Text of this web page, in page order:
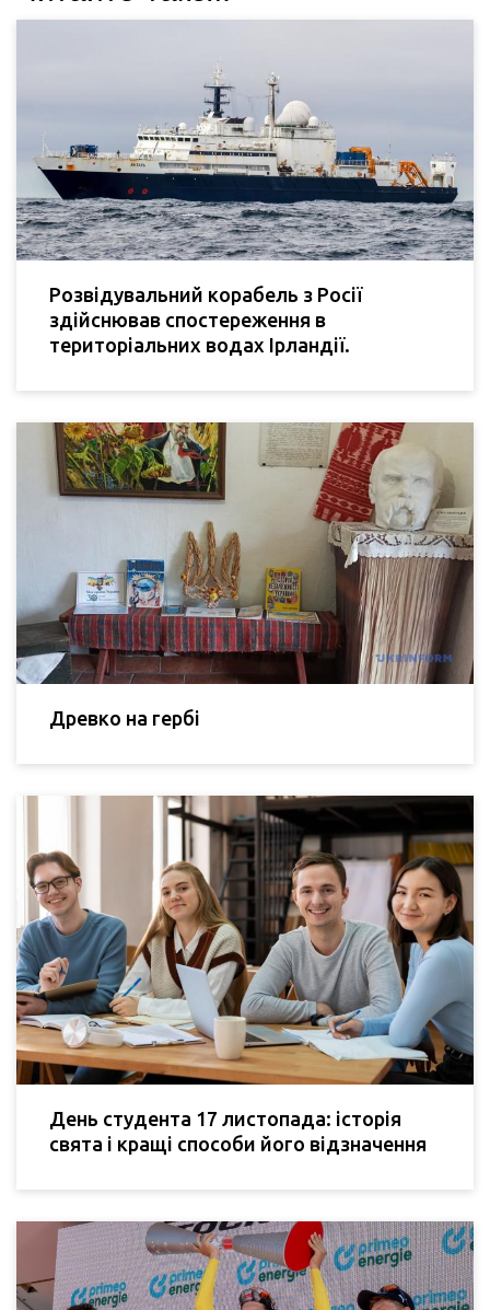
Розвідувальний корабель з Росії
здійснював спостереження в
територіальних водах Ірландії.
Древко на гербі
День студента 17 листопада: історія
свята і кращі способи його відзначення